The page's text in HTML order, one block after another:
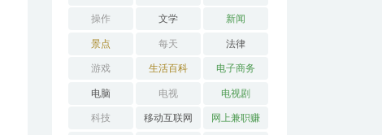
操作 文学 新闻
景点 每天 法律
游戏 生活百科 电子商务
电脑 电视 电视剧
科技 移动互联网 网上兼职赚